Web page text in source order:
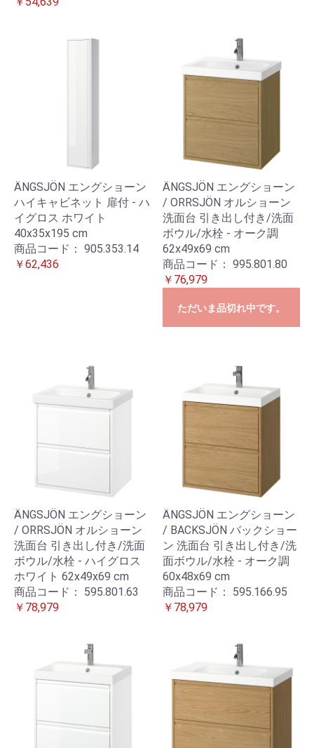
ÄNGSJÖN エングショーン
ハイキャビネット 扉付 - ハ
イグロス ホワイト
40x35x195 cm
商品コード： 905.353.14
￥62,436
ÄNGSJÖN エングショーン
/ ORRSJÖN オルショーン
洗面台 引き出し付き/洗面
ボウル/水栓 - オーク調
62x49x69 cm
商品コード： 995.801.80
￥76,979
ただいま品切れ中です。
ÄNGSJÖN エングショーン
/ ORRSJÖN オルショーン
洗面台 引き出し付き/洗面
ボウル/水栓 - ハイグロス
ホワイト 62x49x69 cm
商品コード： 595.801.63
￥78,979
ÄNGSJÖN エングショーン
/ BACKSJÖN バックショー
ン 洗面台 引き出し付き/洗
面ボウル/水栓 - オーク調
60x48x69 cm
商品コード： 595.166.95
￥78,979